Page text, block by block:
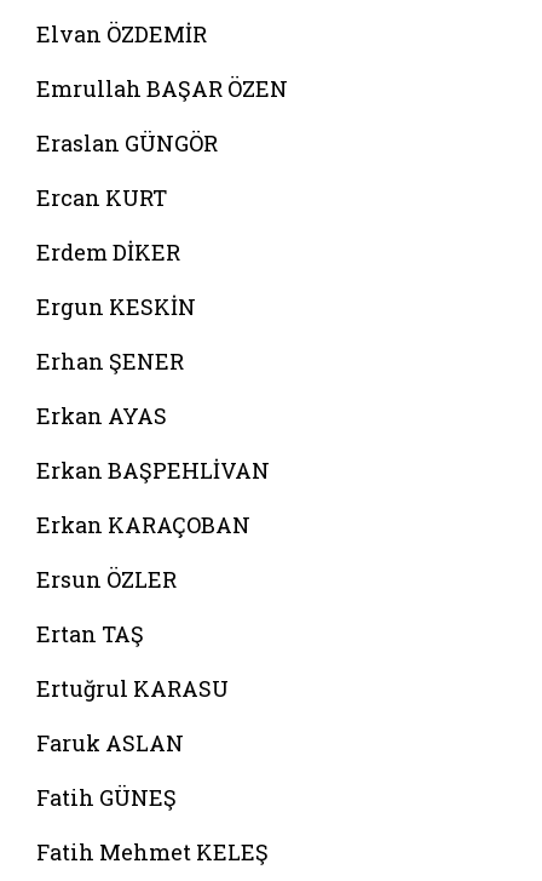
Elvan ÖZDEMİR
Emrullah BAŞAR ÖZEN
Eraslan GÜNGÖR
Ercan KURT
Erdem DİKER
Ergun KESKİN
Erhan ŞENER
Erkan AYAS
Erkan BAŞPEHLİVAN
Erkan KARAÇOBAN
Ersun ÖZLER
Ertan TAŞ
Ertuğrul KARASU
Faruk ASLAN
Fatih GÜNEŞ
Fatih Mehmet KELEŞ